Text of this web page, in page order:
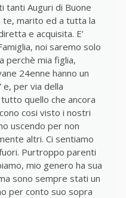
tanti Auguri di Buone
te, marito ed a tutta la
e acquisita. E’
noi saremo solo
perchè mia figlia,
24enne hanno un
e, per via della
quello che ancora
cosi visto i nostri
uscendo per non
altri. Ci sentiamo
Purtroppo parenti
mio genero ha sua
sono sempre stati un
per conto suo sopra